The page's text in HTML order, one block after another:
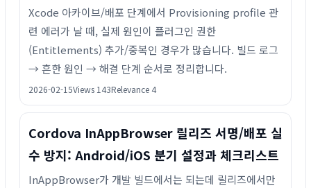
Xcode 아카이브/배포 단계에서 Provisioning profile 관
련 에러가 날 때, 실제 원인이 플러그인 권한
(Entitlements) 추가/중복인 경우가 많습니다. 빌드 로그
→ 흔한 원인 → 해결 단계 순서로 정리합니다.
2026-02-15Views 143Relevance 4
Cordova InAppBrowser 릴리즈 서명/배포 실
수 방지: Android/iOS 분기 설정과 체크리스트
InAppBrowser가 개발 빌드에서는 되는데 릴리즈에서만